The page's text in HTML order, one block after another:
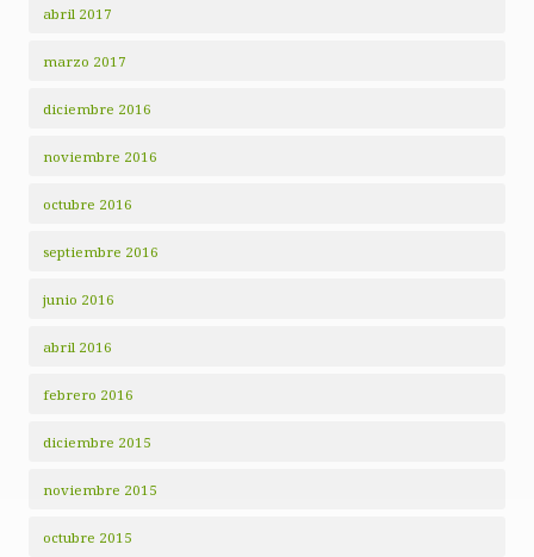
abril 2017
marzo 2017
diciembre 2016
noviembre 2016
octubre 2016
septiembre 2016
junio 2016
abril 2016
febrero 2016
diciembre 2015
noviembre 2015
octubre 2015